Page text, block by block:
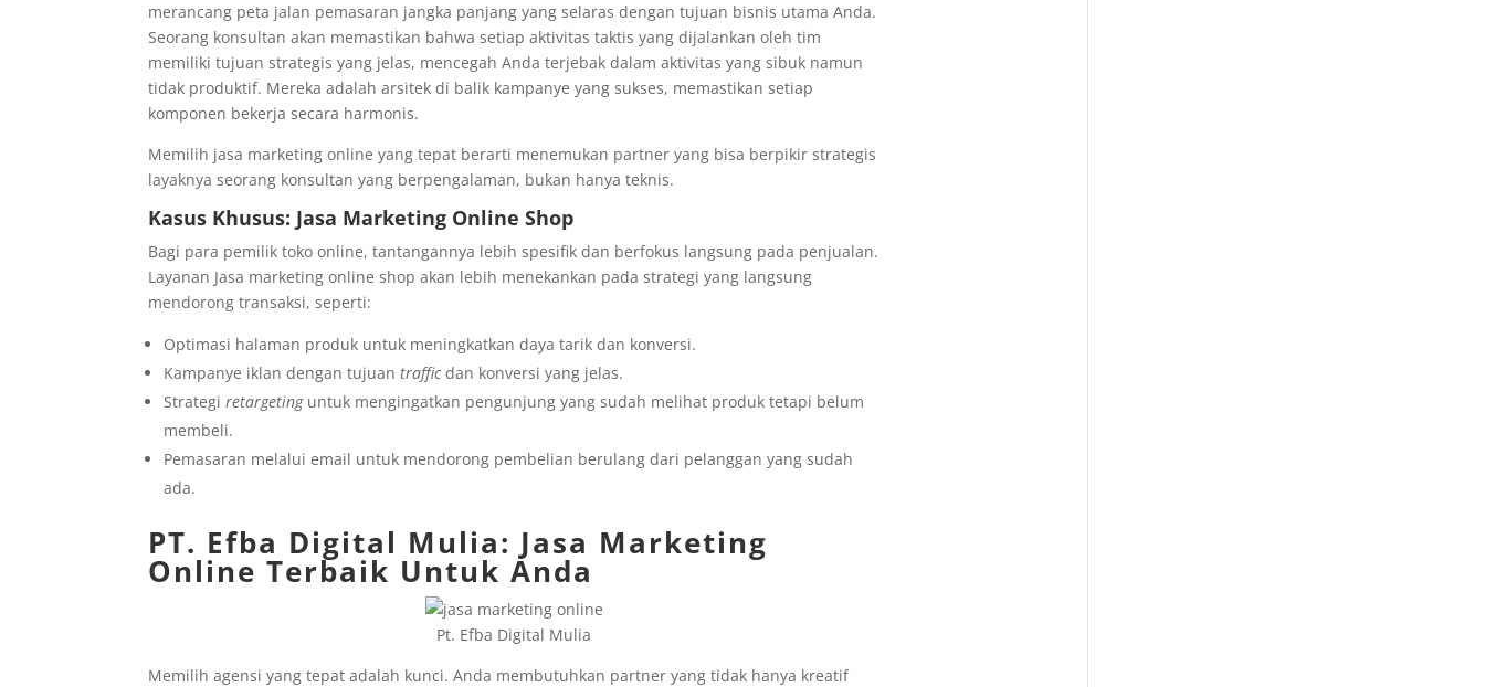
merancang peta jalan pemasaran jangka panjang yang selaras dengan tujuan bisnis utama Anda.
Seorang konsultan akan memastikan bahwa setiap aktivitas taktis yang dijalankan oleh tim
memiliki tujuan strategis yang jelas, mencegah Anda terjebak dalam aktivitas yang sibuk namun
tidak produktif. Mereka adalah arsitek di balik kampanye yang sukses, memastikan setiap
komponen bekerja secara harmonis.
Memilih jasa marketing online yang tepat berarti menemukan partner yang bisa berpikir strategis
layaknya seorang konsultan yang berpengalaman, bukan hanya teknis.
Kasus Khusus: Jasa Marketing Online Shop
Bagi para pemilik toko online, tantangannya lebih spesifik dan berfokus langsung pada penjualan.
Layanan Jasa marketing online shop akan lebih menekankan pada strategi yang langsung
mendorong transaksi, seperti:
Optimasi halaman produk untuk meningkatkan daya tarik dan konversi.
Kampanye iklan dengan tujuantrafficdan konversi yang jelas.
Strategiretargetinguntuk mengingatkan pengunjung yang sudah melihat produk tetapi belum
membeli.
Pemasaran melalui email untuk mendorong pembelian berulang dari pelanggan yang sudah
ada.
PT. Efba Digital Mulia: Jasa Marketing
Online Terbaik Untuk Anda
Pt. Efba Digital Mulia
Memilih agensi yang tepat adalah kunci. Anda membutuhkan partner yang tidak hanya kreatif